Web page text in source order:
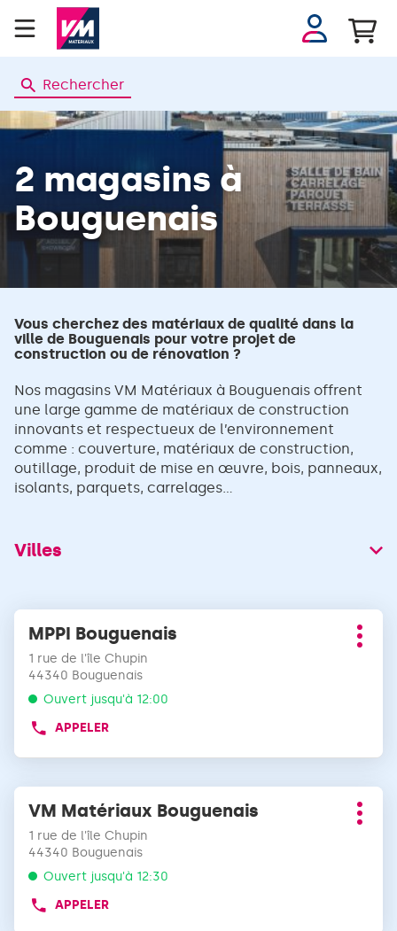
Se
connecter
Rechercher
2 magasins à
Bouguenais
Vous cherchez des matériaux de qualité dans la
ville de Bouguenais pour votre projet de
construction ou de rénovation ?
Nos magasins VM Matériaux à Bouguenais offrent
une large gamme de matériaux de construction
innovants et respectueux de l’environnement
comme : couverture, matériaux de construction,
outillage, produit de mise en œuvre, bois, panneaux,
isolants, parquets, carrelages...
Villes
Appuyer
sur
touche
ENTRÉE
obtenir
de
amples
informations
Point
de
vente
:
MPPI Bouguenais
1 rue de l'île Chupin
44340 Bouguenais
Ouvert jusqu'à 12:00
APPELER
AFFICHER
DE
TÉLÉPHONE
DU
POINT
DE
VENTE
BOUGUENAIS
Plus
Appuyer
sur
touche
ENTRÉE
obtenir
Point
de
vente
:
VM Matériaux Bouguenais
1 rue de l'île Chupin
44340 Bouguenais
Ouvert jusqu'à 12:30
APPELER
AFFICHER
Plus